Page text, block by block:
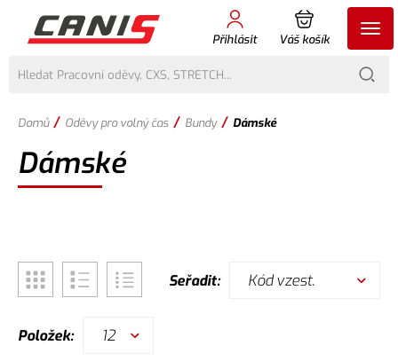
Přihlásit Váš košík
Domů / Oděvy pro volný čas / Bundy / Dámské
Dámské
Seřadit: Kód vzest.
Položek: 12